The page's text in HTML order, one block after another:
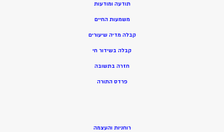
תודעה ומודעות
משמעות החיים
קבלה מדיה שיעורים
קבלה בשידור חי
חזרה בתשובה
פרדס התורה
רוחניות והעצמה